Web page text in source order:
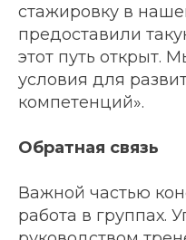
стажировку в
предоставили
этот путь открыт.
условия для
компетенций».
Обратная связь
Важной частью
работа в группах.